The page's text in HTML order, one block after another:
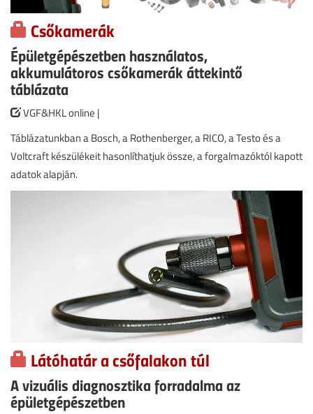
Csőkamerák
Épületgépészetben használatos,
akkumulátoros csőkamerák áttekintő
táblázata
VGF&HKL online |
Táblázatunkban a Bosch, a Rothenberger, a RICO, a Testo és a
Voltcraft készülékeit hasonlíthatjuk össze, a forgalmazóktól kapott
adatok alapján.
Látóhatár a csőfalakon túl
A vizuális diagnosztika forradalma az
épületgépészetben